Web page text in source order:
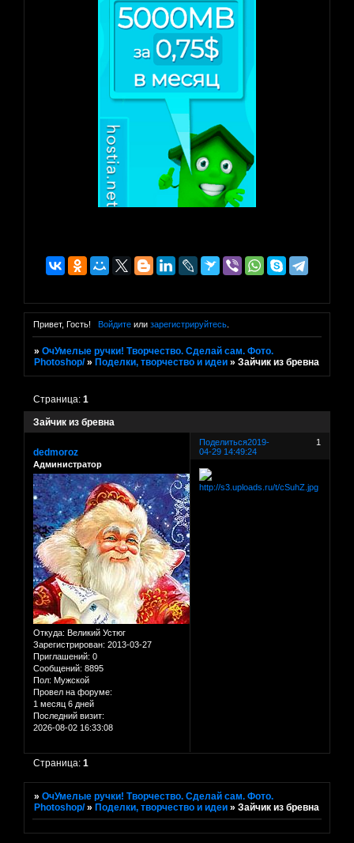
Привет, Гость! Войдитеили зарегистрируйтесь.
»ОчУмелые ручки! Творчество. Сделай сам. Фото.
Photoshop/ » Поделки, творчество и идеи »Зайчик из бревна
Зайчик из бревна
Страница:1
Поделиться 1
2019-
04-29 14:49:24
dedmoroz
Администратор
Откуда: Великий Устюг
Зарегистрирован: 2013-03-27
Приглашений: 0
Сообщений: 8895
Пол: Мужской
Провел на форуме:
1 месяц 6 дней
Последний визит:
2026-08-02 16:33:08
Страница:1
»ОчУмелые ручки! Творчество. Сделай сам. Фото.
Photoshop/ »Поделки, творчество и идеи »Зайчик из бревна